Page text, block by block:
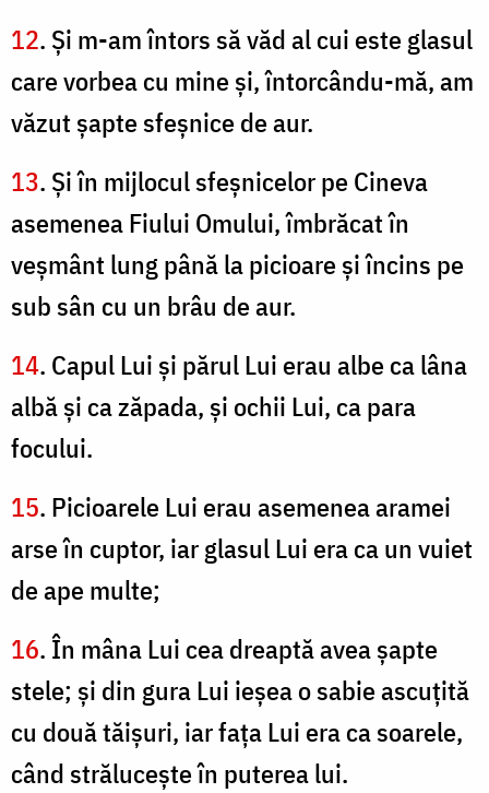
12. Şi m-am întors să văd al cui este glasul
care vorbea cu mine şi, întorcându-mă, am
văzut şapte sfeşnice de aur.
13. Şi în mijlocul sfeşnicelor pe Cineva
asemenea Fiului Omului, îmbrăcat în
veşmânt lung până la picioare şi încins pe
sub sân cu un brâu de aur.
14. Capul Lui şi părul Lui erau albe ca lâna
albă şi ca zăpada, şi ochii Lui, ca para
focului.
15. Picioarele Lui erau asemenea aramei
arse în cuptor, iar glasul Lui era ca un vuiet
de ape multe;
16. În mâna Lui cea dreaptă avea şapte
stele; şi din gura Lui ieşea o sabie ascuţită
cu două tăişuri, iar faţa Lui era ca soarele,
când străluceşte în puterea lui.